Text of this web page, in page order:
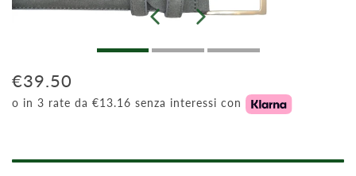
€39.50
o in 3 rate da €13.16 senza interessi con